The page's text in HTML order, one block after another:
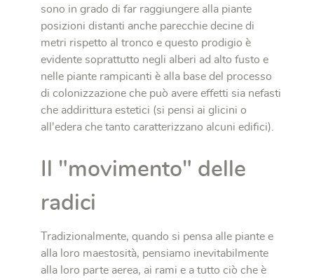
sono in grado di far raggiungere alla piante
posizioni distanti anche parecchie decine di
metri rispetto al tronco e questo prodigio è
evidente soprattutto negli alberi ad alto fusto e
nelle piante rampicanti è alla base del processo
di colonizzazione che può avere effetti sia nefasti
che addirittura estetici (si pensi ai glicini o
all'edera che tanto caratterizzano alcuni edifici).
Il "movimento" delle
radici
Tradizionalmente, quando si pensa alle piante e
alla loro maestosità, pensiamo inevitabilmente
alla loro parte aerea, ai rami e a tutto ciò che è